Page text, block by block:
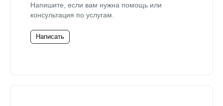
Напишите, если вам нужна помощь или
консультация по услугам.
Написать